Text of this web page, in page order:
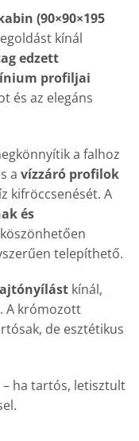
(90×90×195
kínál
edzett
profiljai
és az elegáns
a falhoz
a vízzáró profilok
kifröccsenését. A
és
köszönhetően
telepíthető.
ajtónyílást kínál,
A krómozott
de esztétikus
– ha tartós, letisztult